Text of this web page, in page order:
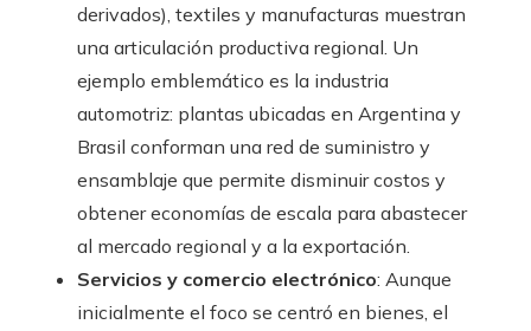
derivados), textiles y manufacturas muestran
una articulación productiva regional. Un
ejemplo emblemático es la industria
automotriz: plantas ubicadas en Argentina y
Brasil conforman una red de suministro y
ensamblaje que permite disminuir costos y
obtener economías de escala para abastecer
al mercado regional y a la exportación.
Servicios y comercio electrónico: Aunque
inicialmente el foco se centró en bienes, el